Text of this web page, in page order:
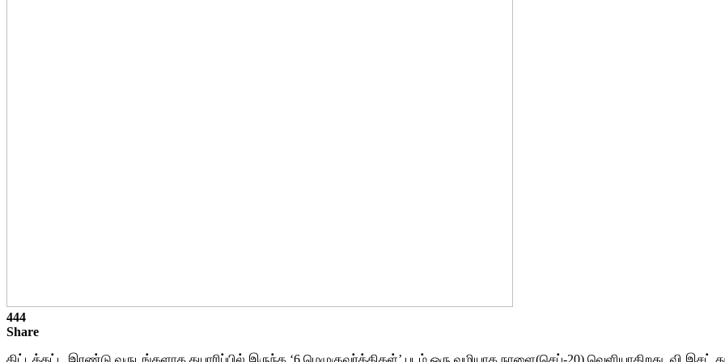
444
Share
கிட்டத்தட்ட இரண்டு வருடங்களாக தயாரிப்பில் இருந்த ‘6 மெழுகுவர்த்திகள்’ படம் ஒரு வழியாக நாளை(செப்-20) வெளியாகிறது.